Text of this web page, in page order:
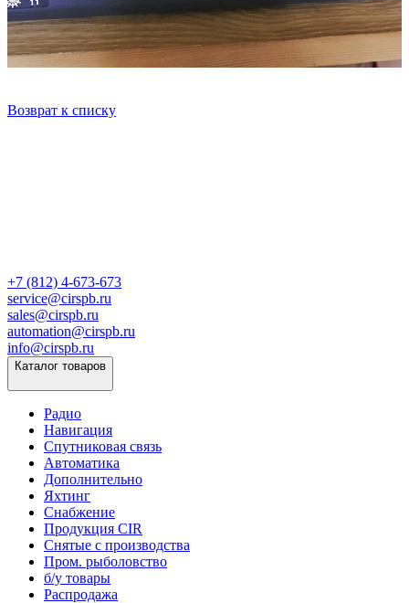
Возврат к списку
+7 (812) 4-673-673
service@cirspb.ru
sales@cirspb.ru
automation@cirspb.ru
info@cirspb.ru
Каталог товаров
Радио
Навигация
Спутниковая связь
Автоматика
Дополнительно
Яхтинг
Снабжение
Продукция CIR
Снятые с производства
Пром. рыболовство
б/у товары
Распродажа